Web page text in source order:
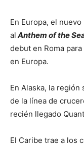
En Europa, el nuevo
al Anthem of the
debut en Roma
en Europa.
En Alaska, la
de la línea de
recién llegado
El Caribe trae a los